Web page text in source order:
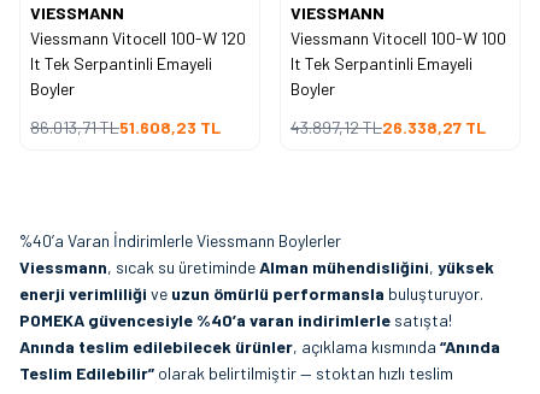
%40
İndirim
VIESSMANN
Viessmann Vitocell 100-W 120
lt Tek Serpantinli Emayeli
Boyler
86.013,71TL51.608,23 TL
%40
İndirim
VIESSMANN
Viessmann Vitocell 100-W 100
lt Tek Serpantinli Emayeli
Boyler
43.897,12TL26.338,27 TL
%40’a Varan İndirimlerle Viessmann Boylerler
Viessmann, sıcak su üretimindeAlman mühendisliğini, yüksek
enerji verimliliği ve uzun ömürlü performansla buluşturuyor.
POMEKA güvencesiyle %40’a varan indirimlerle satışta!
Anında teslim edilebilecek ürünler, açıklama kısmında “Anında
Teslim Edilebilir” olarak belirtilmiştir — stoktan hızlı teslim